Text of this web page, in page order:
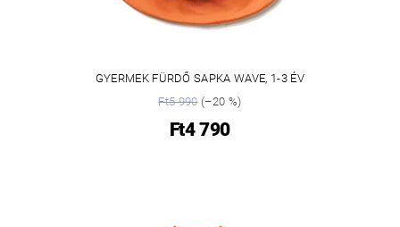
GYERMEK FÜRDŐ SAPKA WAVE, 1-3 ÉV
Ft5 990(–20 %)
Ft4 790